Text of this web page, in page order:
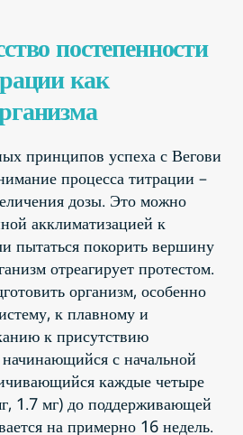
постепенности
как
принципов успеха с Вегови
процесса титрации –
дозы. Это можно
акклиматизацией к
пытаться покорить вершину
отреагирует протестом.
организм, особенно
к плавному и
к присутствию
с начальной
каждые четыре
1.7 мг) до поддерживающей
на примерно 16 недель.